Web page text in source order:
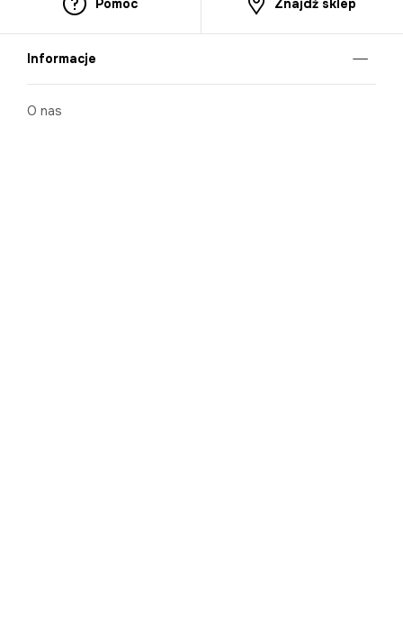
Pomoc Znajdź sklep
Informacje
O nas